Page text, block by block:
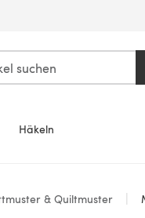
Häkeln
& Quiltmuster